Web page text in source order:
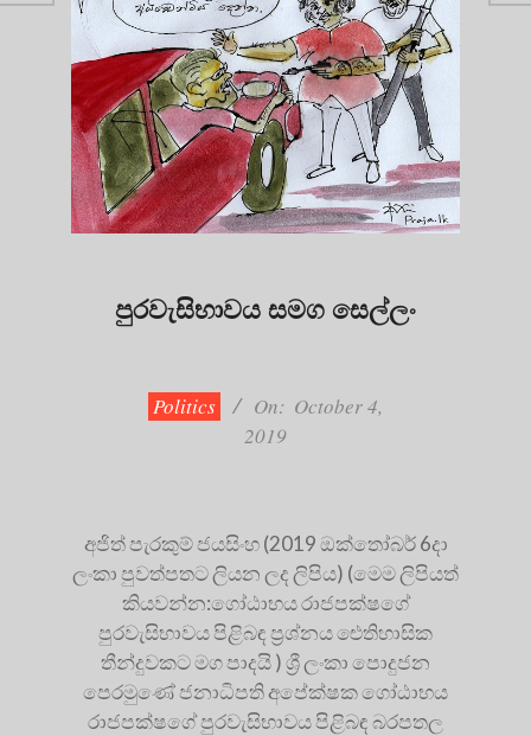
පුරවැසිභාවය සමග සෙල්ලං
Politics On: October 4,
2019
අජිත් පැරකුම් ජයසිංහ (2019 ඔක්තෝබර් 6දා
ලංකා පුවත්පතට ලියන ලද ලිපිය) (මෙම ලිපියත්
කියවන්න:ගෝඨාභය රාජපක්ෂගේ
පුරවැසිභාවය පිළිබඳ ප්‍රශ්නය ඓතිහාසික
තීන්දුවකට මග පාදයි ) ශ්‍රී ලංකා පොදුජන
පෙරමුණේ ජනාධිපති අපේක්ෂක ගෝඨාභය
රාජපක්ෂගේ පුරවැසිභාවය පිළිබඳ බරපතල